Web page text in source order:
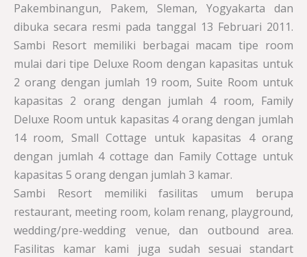
Pakembinangun, Pakem, Sleman, Yogyakarta dan
dibuka secara resmi pada tanggal 13 Februari 2011.
Sambi Resort memiliki berbagai macam tipe room
mulai dari tipe Deluxe Room dengan kapasitas untuk
2 orang dengan jumlah 19 room, Suite Room untuk
kapasitas 2 orang dengan jumlah 4 room, Family
Deluxe Room untuk kapasitas 4 orang dengan jumlah
14 room, Small Cottage untuk kapasitas 4 orang
dengan jumlah 4 cottage dan Family Cottage untuk
kapasitas 5 orang dengan jumlah 3 kamar.
Sambi Resort memiliki fasilitas umum berupa
restaurant, meeting room, kolam renang, playground,
wedding/pre-wedding venue, dan outbound area.
Fasilitas kamar kami juga sudah sesuai standart